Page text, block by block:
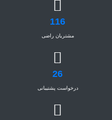
116
مشتریان راضی
26
درخواست پشتیبانی